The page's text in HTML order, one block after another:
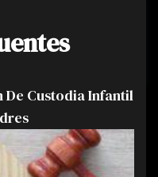
De Custodia Infantil